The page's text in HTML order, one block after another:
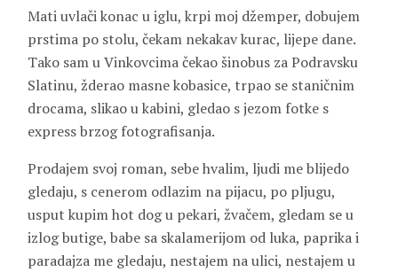
Mati uvlači konac u iglu, krpi moj džemper, dobujem
prstima po stolu, čekam nekakav kurac, lijepe dane.
Tako sam u Vinkovcima čekao šinobus za Podravsku
Slatinu, žderao masne kobasice, trpao se staničnim
drocama, slikao u kabini, gledao s jezom fotke s
express brzog fotografisanja.
Prodajem svoj roman, sebe hvalim, ljudi me blijedo
gledaju, s cenerom odlazim na pijacu, po pljugu,
usput kupim hot dog u pekari, žvačem, gledam se u
izlog butige, babe sa skalamerijom od luka, paprika i
paradajza me gledaju, nestajem na ulici, nestajem u